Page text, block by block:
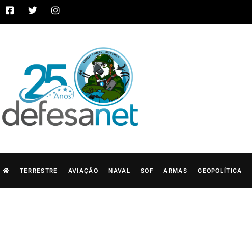
TERRESTRE AVIAÇÃO NAVAL SOF ARMAS GEOPOLÍTICA